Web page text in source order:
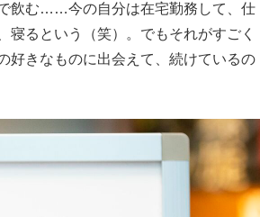
飲む……今の自分は在宅勤務して、仕
るという（笑）。でもそれがすごく
好きなものに出会えて、続けているの